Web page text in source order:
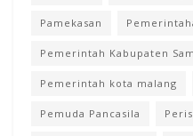
Pamekasan
Pemerintah Kabupaten
Pemerintah kota malang
Pemuda Pancasila